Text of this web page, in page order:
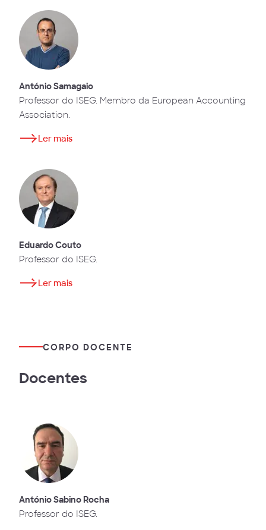
António Samagaio
Professor do ISEG. Membro da European Accounting
Association.
Ler mais
Eduardo Couto
Professor do ISEG.
Ler mais
CORPO DOCENTE
Docentes
António Sabino Rocha
Professor do ISEG.